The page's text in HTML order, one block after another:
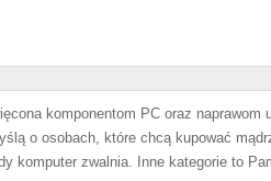
komponentom PC oraz naprawom
o osobach, które chcą kupować
komputer zwalnia. Inne kategorie to